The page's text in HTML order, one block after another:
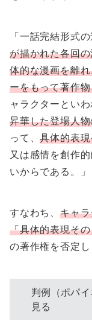
「一話完結形式
が描かれた各回
体的な漫画を離
ーをもって著作
ャラクターとい
昇華した登場人
って、具体的表
又は感情を創作
いからである。」
すなわち、 キャ
「具体的表現そ
の著作権を否定し
判例（ポパ
見る